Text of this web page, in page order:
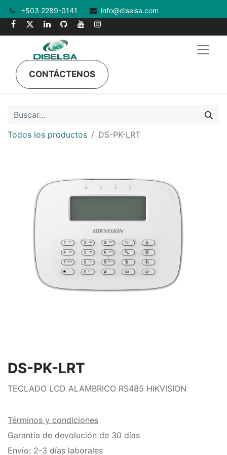
+503 2289-0141 info@diselsa.com
CONTÁCTENOS
Todos los productos DS-PK-LRT
DS-PK-LRT
TECLADO LCD ALAMBRICO RS485 HIKVISION
Términos y condiciones
Garantía de devolución de 30 días
Envío: 2-3 días laborales